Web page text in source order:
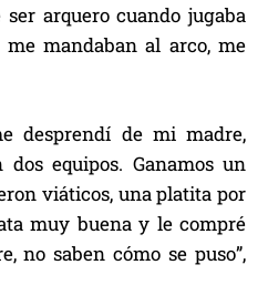
arquero cuando jugaba
mandaban al arco, me
desprendí de mi madre,
equipos. Ganamos un
viáticos, una platita por
muy buena y le compré
no saben cómo se puso”,